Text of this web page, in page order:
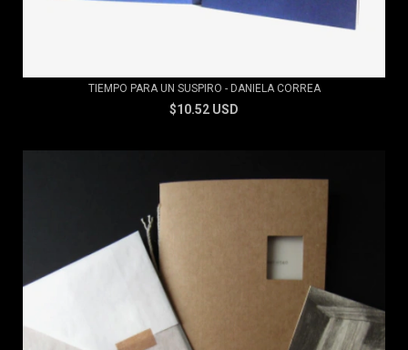
TIEMPO PARA UN SUSPIRO - DANIELA CORREA
$10.52 USD